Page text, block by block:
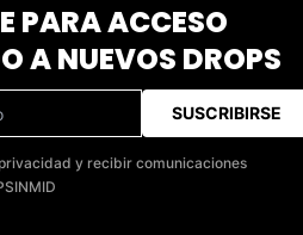
PARA ACCESO
A NUEVOS DROPS
SUSCRIBIRSE
y recibir comunicaciones